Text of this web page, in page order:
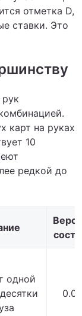
отметка D,
ставки. Это
карт на руках
10
редкой до
одной